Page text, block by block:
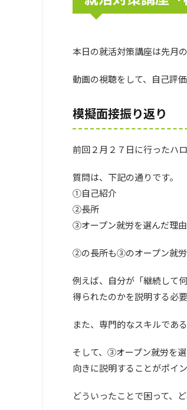
本日の就活対策講座は先月
動画の視聴をして、自己評
模擬面接振り返り
前回２月２７日に行ったハ
質問は、下記の通りです。
①自己紹介
②長所
③オープン就労を選んだ理由
②の長所も③のオープン就労
例えば、自分が「継続して
得られたのかを説明する必要
また、専門的なスキルであ
そして、③オープン就労を
向きに説明することがポイン
どういったことで困って、